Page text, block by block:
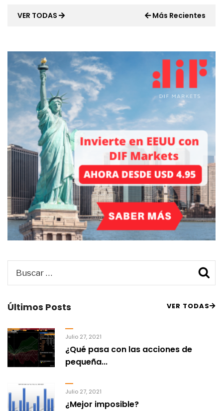
VER TODAS Más Recientes
por:
Últimos Posts VER TODAS
Julio 27, 2021
¿Qué pasa con las acciones de
pequeña...
Julio 27, 2021
¿Mejor imposible?